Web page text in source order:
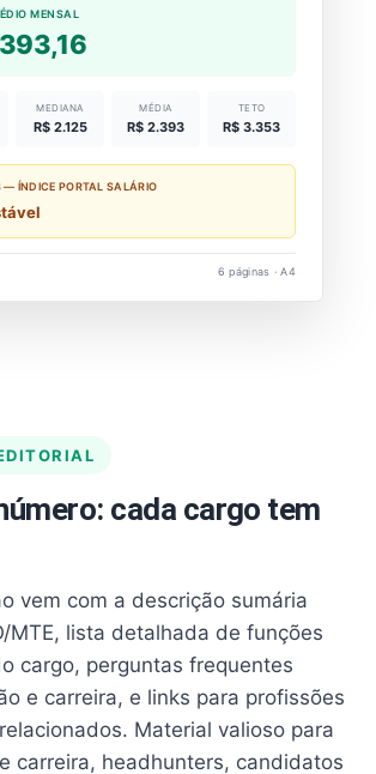
MENSAL
MEDIANA
R$ 2.125
MÉDIA
R$ 2.393
TETO
R$ 3.353
— ÍNDICE PORTAL SALÁRIO
6 páginas · A4
cada cargo tem
vem com a descrição sumária
MTE, lista detalhada de funções
cargo, perguntas frequentes
e carreira, e links para profissões
Material valioso para
carreira, headhunters, candidatos